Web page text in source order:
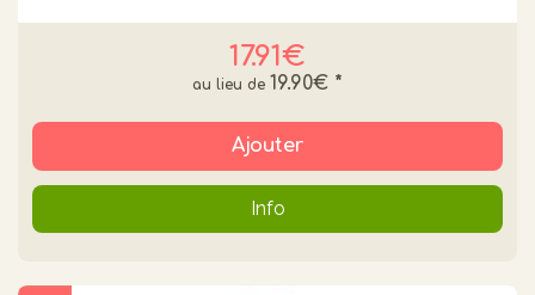
17.91€
19.90€ *
Ajouter
Info